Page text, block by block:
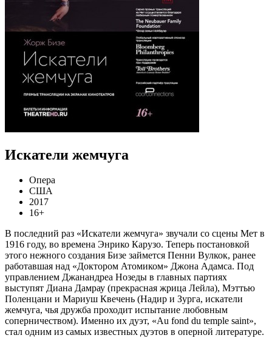
Искатели жемчуга
Опера
США
2017
16+
В последний раз «Искатели жемчуга» звучали со сцены Мет в
1916 году, во времена Энрико Карузо. Теперь постановкой
этого нежного создания Бизе займется Пенни Вулкок, ранее
работавшая над «Доктором Атомиком» Джона Адамса. Под
управлением Джанандреа Нозеды в главных партиях
выступят Диана Дамрау (прекрасная жрица Лейла), Мэттью
Поленцани и Мариуш Квечень (Надир и Зурга, искатели
жемчуга, чья дружба проходит испытание любовным
соперничеством). Именно их дуэт, «Au fond du temple saint»,
стал одним из самых известных дуэтов в оперной литературе.